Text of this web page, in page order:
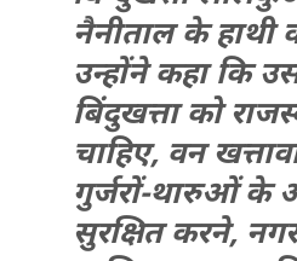
नैनीताल के हाथी
उन्होंने कहा कि
बिंदुखत्ता को
चाहिए, वन
गुर्जरों-थारुओं के
सुरक्षित करने,